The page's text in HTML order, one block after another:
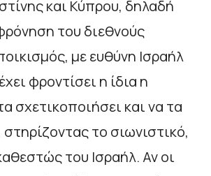
και Κύπρου, δηλαδή
του διεθνούς
με ευθύνη Ισραήλ
φροντίσει η ίδια η
σχετικοποιήσει και να τα
το σιωνιστικό,
του Ισραήλ. Αν οι